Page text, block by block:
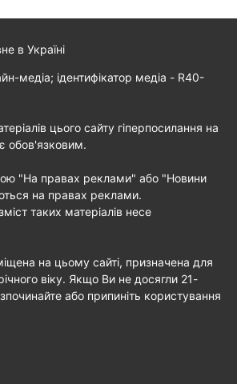
в Україні
медіа; ідентифікатор медіа - R40-
цього сайту гіперпосилання на
обов'язковим.
"На правах реклами" або "Новини
на правах реклами.
таких матеріалів несе
на цьому сайті, призначена для
віку. Якщо Ви не досягли 21-
або припиніть користування